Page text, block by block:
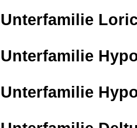
Unterfamilie
Unterfamilie
Unterfamilie